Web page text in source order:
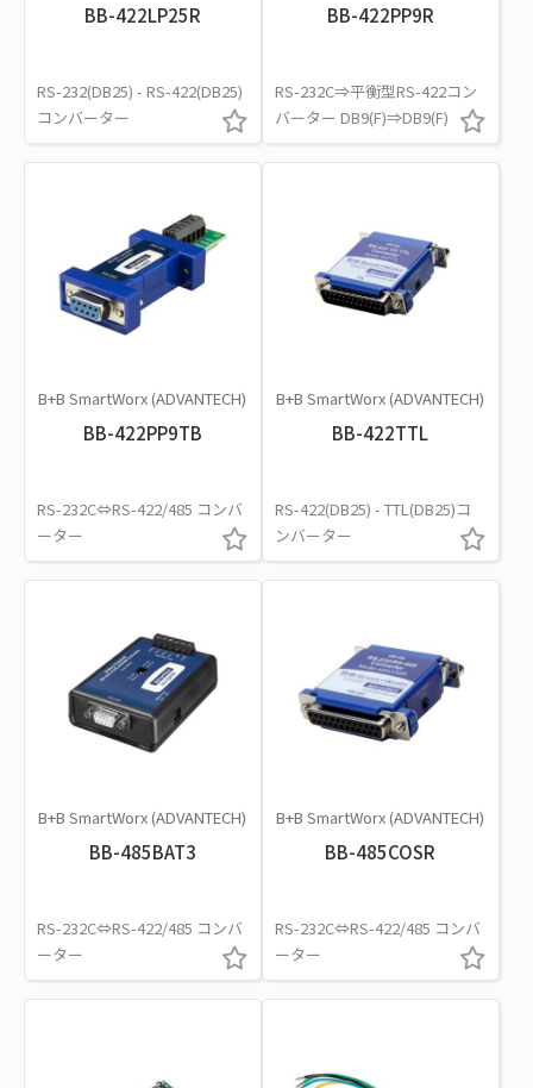
BB-422LP25R
RS-232(DB25) - RS-422(DB25)
コンバーター
BB-422PP9R
RS-232C⇒平衡型RS-422コン
バーター DB9(F)⇒DB9(F)
B+B SmartWorx (ADVANTECH)
BB-422PP9TB
RS-232C⇔RS-422/485 コンバ
ーター
B+B SmartWorx (ADVANTECH)
BB-422TTL
RS-422(DB25) - TTL(DB25)コ
ンバーター
B+B SmartWorx (ADVANTECH)
BB-485BAT3
RS-232C⇔RS-422/485 コンバ
ーター
B+B SmartWorx (ADVANTECH)
BB-485COSR
RS-232C⇔RS-422/485 コンバ
ーター